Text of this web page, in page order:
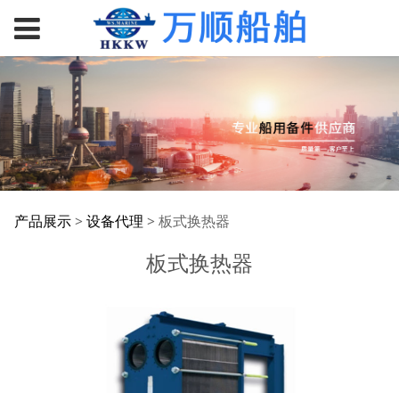
板式换热器
产品展示> 设备代理 > 板式换热器
板式换热器